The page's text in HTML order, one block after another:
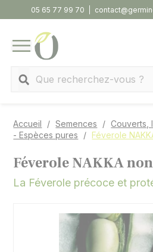
05 65 77 99 70
MENU
Accueil Semences Couverts,
- Espèces pures
Féverole
Féverole NAKKA
La Féverole précoce et
Panneau de gestion des cookies